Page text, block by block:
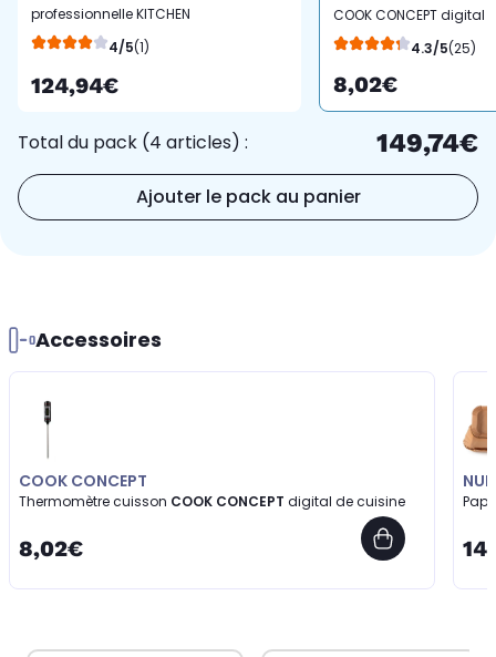
professionnelle KITCHEN
CHEF KCPFR70X
4/5(1)
124,94€
COOK CONCEPT digital
de cuisine 4.3/5(25)
8,02€
Total du pack (4 articles) : 149,74€
Ajouter le pack au panier
Accessoires
COOK CONCEPT
Thermomètre cuisson COOK CONCEPT digital de cuisine
8,02€